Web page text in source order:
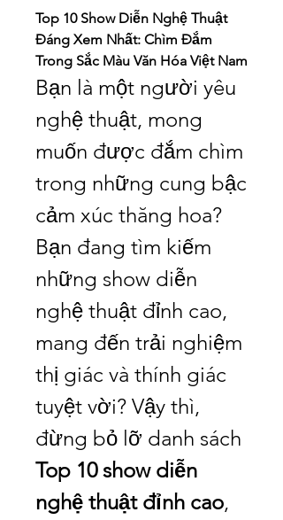
Top 10 Show Diễn Nghệ Thuật
Đáng Xem Nhất: Chìm Đắm
Trong Sắc Màu Văn Hóa Việt Nam
Bạn là một người yêu
nghệ thuật, mong
muốn được đắm chìm
trong những cung bậc
cảm xúc thăng hoa?
Bạn đang tìm kiếm
những show diễn
nghệ thuật đỉnh cao,
mang đến trải nghiệm
thị giác và thính giác
tuyệt vời? Vậy thì,
Top 10 show diễn
nghệ thuật đỉnh cao,